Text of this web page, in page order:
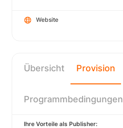
Website
Übersicht Provision
Programmbedingungen
Ihre Vorteile als Publisher: